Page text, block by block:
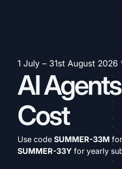
1 July – 31st August 2026
AI
Cost
Use code SUMMER-33M
SUMMER-33Y for yearly